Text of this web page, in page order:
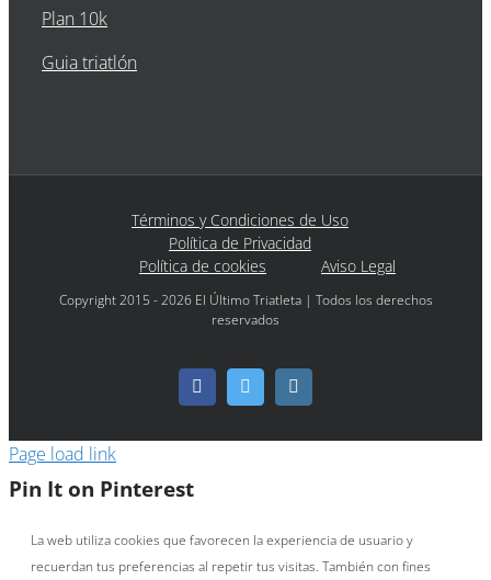
Plan 10k
Guia triatlón
Términos y Condiciones de Uso
Política de Privacidad
Política de cookies
Aviso Legal
Copyright 2015 - 2026 El Último Triatleta | Todos los derechos
reservados
FacebookTwitter
Page load link
Pin It on Pinterest
La web utiliza cookies que favorecen la experiencia de usuario y
recuerdan tus preferencias al repetir tus visitas. También con fines